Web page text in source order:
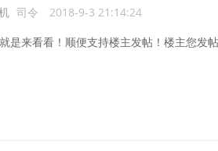
司令 2018-9-3 21:14:24
是来看看！顺便支持楼主发帖！楼主您发